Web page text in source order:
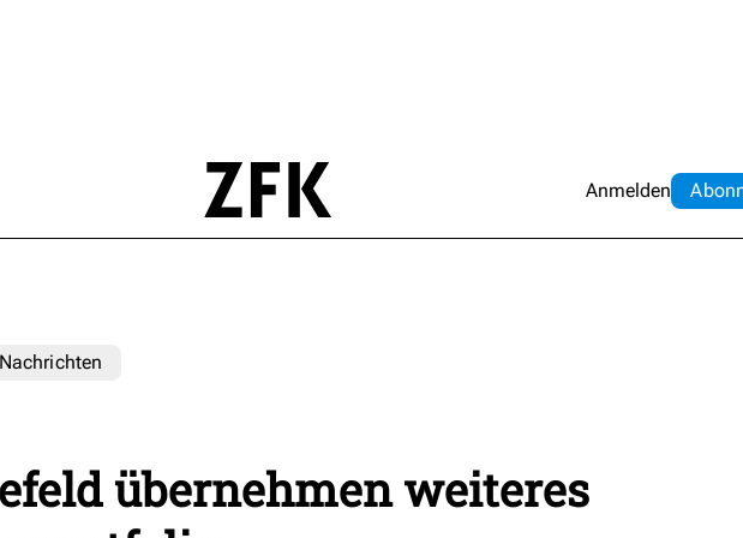
Anmelden Abo
Nachrichten
übernehmen weiteres